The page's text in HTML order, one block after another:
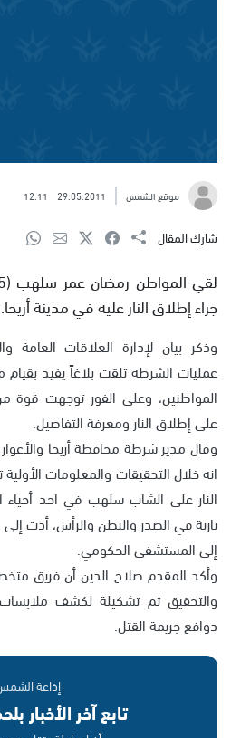
موقع الشمس 29.05.2011
12:11
شارك المقال
جراء إطلاق النار عليه في مدينة أريحا.
وذكر بيان لإدارة العلاقات العامة
عمليات الشرطة تلقت بلاغاً يفيد بقيام
المواطنين، وعلى الفور توجهت
على إطلاق النار ومعرفة التفاصيل.
وقال مدير شرطة محافظة أريحا
انه خلال التحقيقات والمعلومات
النار على الشاب سلهب في احد
نارية في الصدر والبطن والرأس، أدت
إلى المستشفى الحكومي.
وأكد المقدم صلاح الدين أن فريق
والتحقيق تم تشكيلة لكشف
دوافع جريمة القتل.
إذاعة
تابع آخر الأخبار